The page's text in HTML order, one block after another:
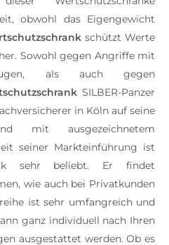
obwohl das Eigengewicht
schützt Werte
Sowohl gegen Angriffe mit
als auch gegen
SILBER-Panzer
in Köln auf seine
mit ausgezeichnetem
seiner Markteinführung ist
sehr beliebt. Er findet
wie auch bei Privatkunden
ist sehr umfangreich und
ganz individuell nach Ihren
ausgestattet werden. Ob es